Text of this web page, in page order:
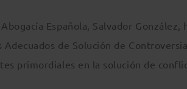
Española, Salvador González,
de Solución de
primordiales en la solución de